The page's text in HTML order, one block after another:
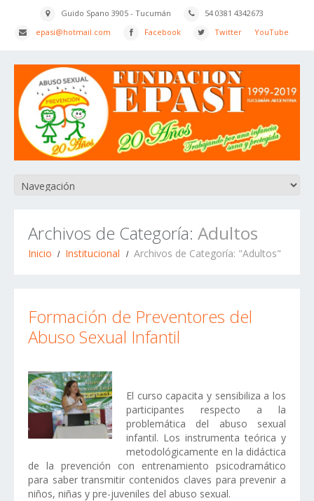
Guido Spano 3905 - Tucumán
54 0381 4342673
epasi@hotmail.com
Facebook Twitter YouTube
Archivos de Categoría: Adultos
Inicio Institucional Archivos de Categoría: "Adultos"
Formación de Preventores del
Abuso Sexual Infantil
El curso capacita y sensibiliza a los
participantes respecto a la
problemática del abuso sexual
infantil. Los instrumenta teórica y
metodológicamente en la didáctica
de la prevención con entrenamiento psicodramático
para saber transmitir contenidos claves para prevenir a
niños, niñas y pre-juveniles del abuso sexual.